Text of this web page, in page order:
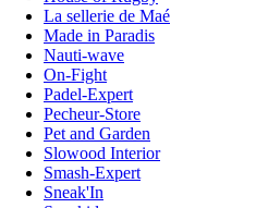
La sellerie de Maé
Made in Paradis
Nauti-wave
On-Fight
Padel-Expert
Pecheur-Store
Pet and Garden
Slowood Interior
Smash-Expert
Sneak'In